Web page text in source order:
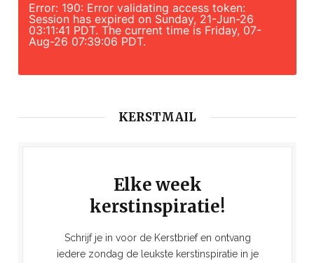
Error: 190: Error validating access token:
Session has expired on Sunday, 21-Jun-26
03:11:41 PDT. The current time is Friday, 07-
Aug-26 07:39:06 PDT.
KERSTMAIL
Elke week
kerstinspiratie!
Schrijf je in voor de Kerstbrief en ontvang
iedere zondag de leukste kerstinspiratie in je